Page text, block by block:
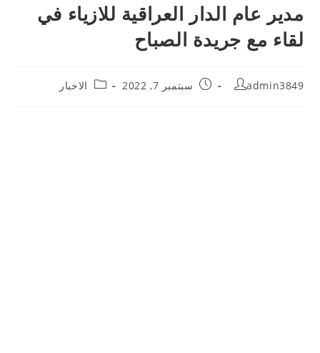
مدير عام الدار العراقية للازياء في
لقاء مع جريدة الصباح
admin3849 سبتمبر 7, 2022 الاخبار